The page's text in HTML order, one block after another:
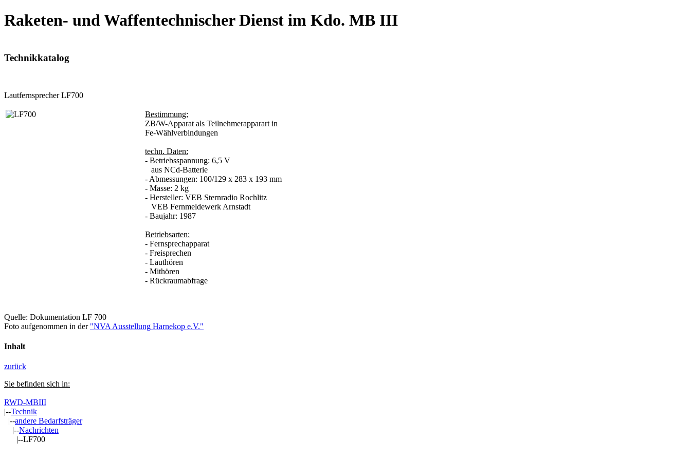
Raketen- und Waffentechnischer Dienst im Kdo. MB III
Technikkatalog
Lautfernsprecher LF700
Bestimmung:
ZB/W-Apparat als Teilnehmerapparart in
Fe-Wählverbindungen
techn. Daten:
- Betriebsspannung: 6,5 V
aus NCd-Batterie
- Abmessungen: 100/129 x 283 x 193 mm
- Masse: 2 kg
- Hersteller: VEB Sternradio Rochlitz
VEB Fernmeldewerk Arnstadt
- Baujahr: 1987
Betriebsarten:
- Fernsprechapparat
- Freisprechen
- Lauthören
- Mithören
- Rückraumabfrage
Quelle: Dokumentation LF 700
Foto aufgenommen in der "NVA Ausstellung Harnekop e.V."
Inhalt
zurück
Sie befinden sich in:
RWD-MBIII
|--Technik
|--andere Bedarfsträger
|--Nachrichten
|--LF700